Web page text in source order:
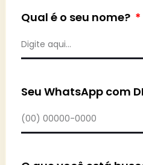
Qual é o seu nome?
Seu WhatsApp com